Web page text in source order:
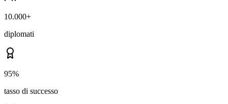
10.000+
diplomati
95%
tasso di successo